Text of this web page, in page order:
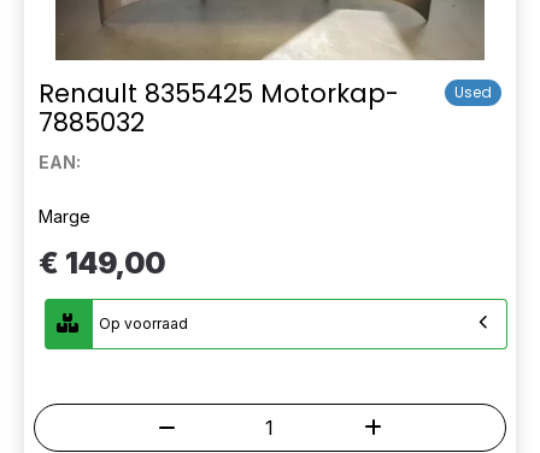
Renault 8355425 Motorkap-
7885032
Used
EAN:
Marge
€ 149,00
Op voorraad